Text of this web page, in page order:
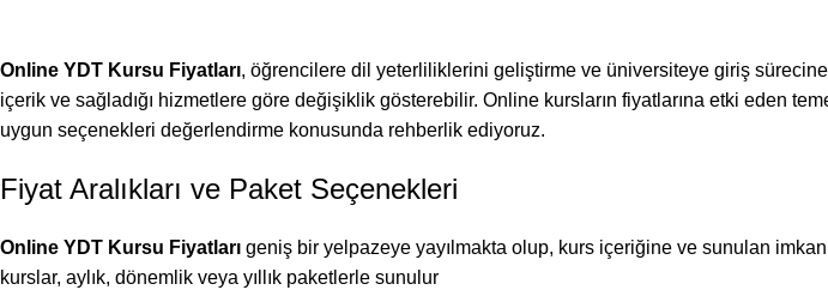
Online YDT Kursu Fiyatları, öğrencilere dil yeterliliklerini geliştirme ve üniversiteye giriş sürecine
içerik ve sağladığı hizmetlere göre değişiklik gösterebilir. Online kursların fiyatlarına etki eden
uygun seçenekleri değerlendirme konusunda rehberlik ediyoruz.
Fiyat Aralıkları ve Paket Seçenekleri
Online YDT Kursu Fiyatları geniş bir yelpazeye yayılmakta olup, kurs içeriğine ve sunulan
kurslar, aylık, dönemlik veya yıllık paketlerle sunulur